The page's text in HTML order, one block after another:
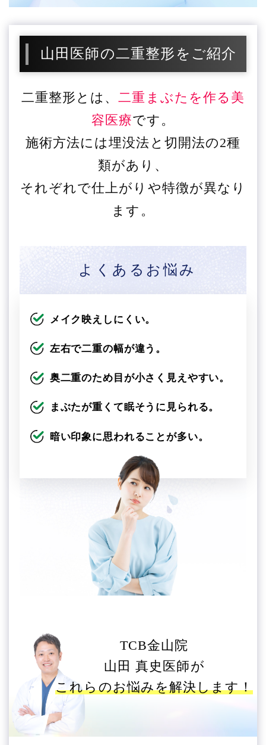
山田医師の二重整形をご紹介
二重整形とは、二重まぶたを作る美
容医療です。
施術方法には埋没法と切開法の2種
類があり、
それぞれで仕上がりや特徴が異なり
ます。
よくあるお悩み
メイク映えしにくい。
左右で二重の幅が違う。
奥二重のため目が小さく見えやすい。
まぶたが重くて眠そうに見られる。
暗い印象に思われることが多い。
TCB金山院
山田 真史医師が
これらのお悩みを解決します！